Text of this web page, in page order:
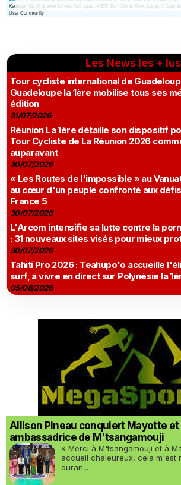
Les News les + lus
Tour cycliste international de
Guadeloupe la 1ère mobilise tous ses
édition
31/07/2026
Réunion La 1ère détaille son dispositif
Tour Cycliste de La Réunion 2026
auparavant
30/07/2026
« Les Routes de l'impossible » au
au cœur d'un peuple confronté aux
France 5
30/07/2026
L'Arcom intensifie sa lutte contre la
: 31 nouveaux sites visés pour mieux
30/07/2026
Tahiti Pro 2026 : Teahupo'o accueille
surf, à vivre en direct sur Polynésie la
05/08/2026
Allison Pineau conquiert Mayotte
ambassadrice de M'tsangamouji
« Merci à M'tsangamouji et à
accueil chaleureux, cela m'est
duran...